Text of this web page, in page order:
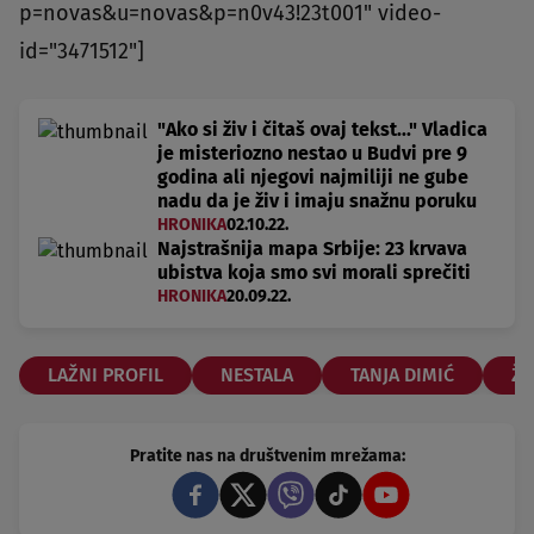
p=novas&u=novas&p=n0v43!23t001" video-
id="3471512"]
"Ako si živ i čitaš ovaj tekst..." Vladica
je misteriozno nestao u Budvi pre 9
godina ali njegovi najmiliji ne gube
nadu da je živ i imaju snažnu poruku
HRONIKA02.10.22.
Najstrašnija mapa Srbije: 23 krvava
ubistva koja smo svi morali sprečiti
HRONIKA20.09.22.
LAŽNI PROFIL NESTALA TANJA DIMIĆ
Pratite nas na društvenim mrežama: